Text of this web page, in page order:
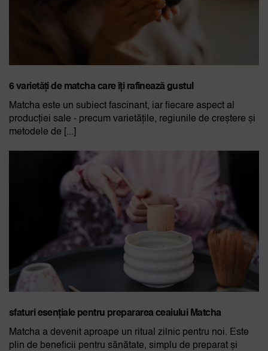
6 varietăți de matcha care îți rafinează gustul
Matcha este un subiect fascinant, iar fiecare aspect al
producției sale - precum varietățile, regiunile de creștere și
metodele de [...]
sfaturi esențiale pentru prepararea ceaiului Matcha
Matcha a devenit aproape un ritual zilnic pentru noi. Este
plin de beneficii pentru sănătate, simplu de preparat și